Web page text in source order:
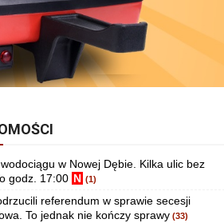
w Nowej Dębie. Kilka ulic bez
godz. 17:00 N (1)
referendum w sprawie secesji
To jednak nie kończy sprawy (33)